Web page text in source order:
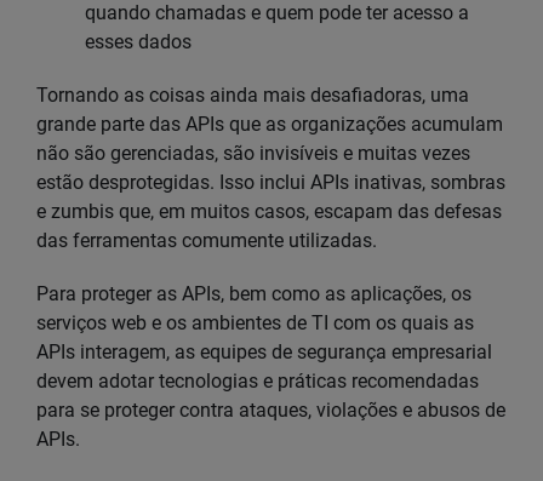
quando chamadas e quem pode ter acesso a
esses dados
Tornando as coisas ainda mais desafiadoras, uma
grande parte das APIs que as organizações acumulam
não são gerenciadas, são invisíveis e muitas vezes
estão desprotegidas. Isso inclui APIs inativas, sombras
e zumbis que, em muitos casos, escapam das defesas
das ferramentas comumente utilizadas.
Para proteger as APIs, bem como as aplicações, os
serviços web e os ambientes de TI com os quais as
APIs interagem, as equipes de segurança empresarial
devem adotar tecnologias e práticas recomendadas
para se proteger contra ataques, violações e abusos de
APIs.